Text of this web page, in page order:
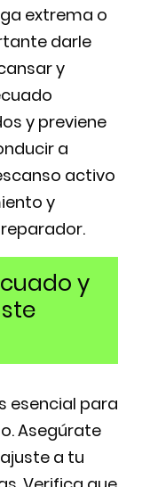
extrema o
darle
y
y previene
a
activo
y
y
esencial para
Asegúrate
a tu